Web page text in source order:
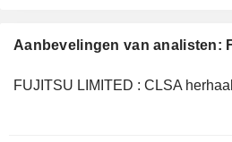
Aanbevelingen van analisten:
FUJITSU LIMITED : CLSA